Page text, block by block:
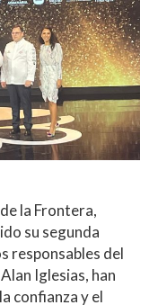
la Frontera,
su segunda
responsables del
Iglesias, han
confianza y el